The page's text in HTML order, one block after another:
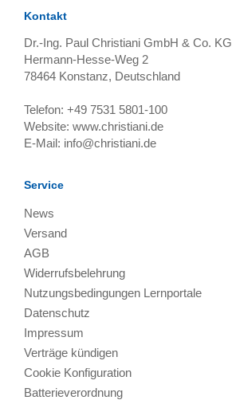
Kontakt
Dr.-Ing. Paul Christiani GmbH & Co. KG
Hermann-Hesse-Weg 2
78464 Konstanz, Deutschland
Telefon: +49 7531 5801-100
Website: www.christiani.de
E-Mail: info@christiani.de
Service
News
Versand
AGB
Widerrufsbelehrung
Nutzungsbedingungen Lernportale
Datenschutz
Impressum
Verträge kündigen
Cookie Konfiguration
Batterieverordnung